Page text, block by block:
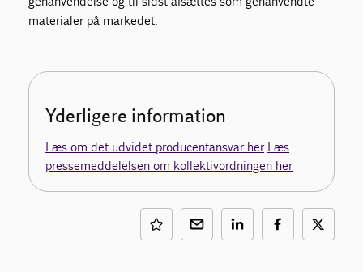
materialer på markedet.
Yderligere information
Læs om det udvidet producentansvar her Læs
pressemeddelelsen om kollektivordningen her